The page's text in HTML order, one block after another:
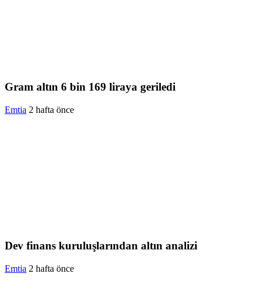
Gram altın 6 bin 169 liraya geriledi
Emtia 2 hafta önce
Dev finans kuruluşlarından altın analizi
Emtia 2 hafta önce